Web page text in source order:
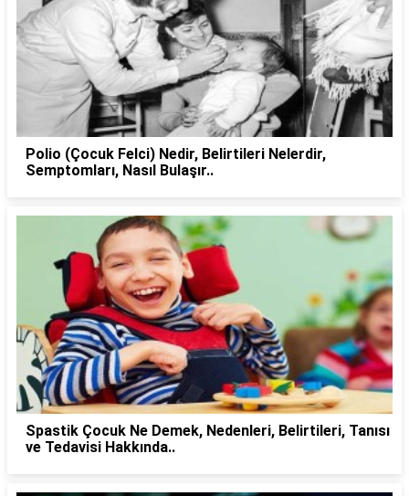
Polio (Çocuk Felci) Nedir, Belirtileri Nelerdir,
Semptomları, Nasıl Bulaşır..
Spastik Çocuk Ne Demek, Nedenleri, Belirtileri, Tanısı
ve Tedavisi Hakkında..